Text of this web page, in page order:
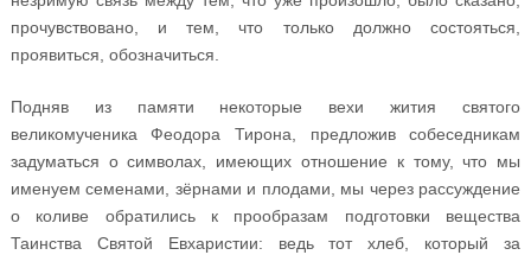
прочувствовано, и тем, что только должно состояться,
проявиться, обозначиться.
Подняв из памяти некоторые вехи жития святого
великомученика Феодора Тирона, предложив собеседникам
задуматься о символах, имеющих отношение к тому, что мы
именуем семенами, зёрнами и плодами, мы через рассуждение
о коливе обратились к прообразам подготовки вещества
Таинства Святой Евхаристии: ведь тот хлеб, который за